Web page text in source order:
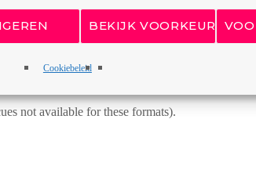
BEKIJK VOORKEUREN
Cookiebeleid
. The built-in cue tracklist manager is
of the autio.
not available for these formats).